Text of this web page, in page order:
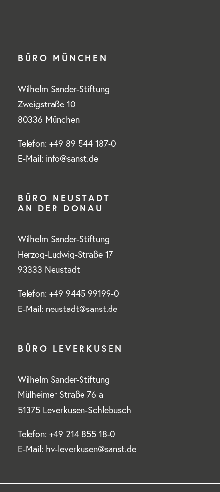
BÜRO MÜNCHEN
Wilhelm Sander-Stiftung
Zweigstraße 10
80336 München
Telefon: +49 89 544 187-0
E-Mail: info@sanst.de
BÜRO NEUSTADT
AN DER DONAU
Wilhelm Sander-Stiftung
Herzog-Ludwig-Straße 17
93333 Neustadt
Telefon: +49 9445 99199-0
E-Mail: neustadt@sanst.de
BÜRO LEVERKUSEN
Wilhelm Sander-Stiftung
Mülheimer Straße 76 a
51375 Leverkusen-Schlebusch
Telefon: +49 214 855 18-0
E-Mail: hv-leverkusen@sanst.de